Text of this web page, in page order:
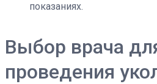
показаниях.
Выбор врача
проведения